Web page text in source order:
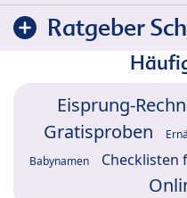
Ratgeber
Eisprung-
Gratisproben
Babynamen Checklisten